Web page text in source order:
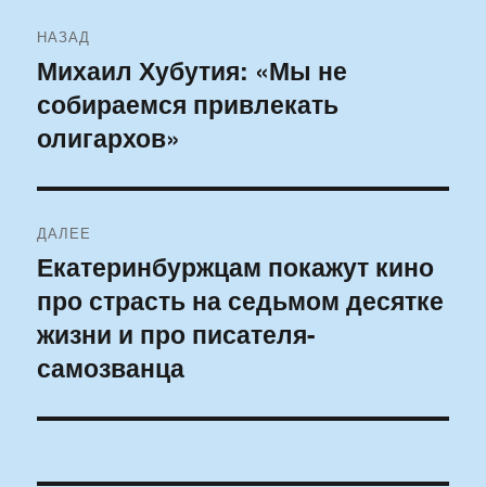
по
записям
НАЗАД
Предыдущая
запись:
Михаил Хубутия: «Мы не
собираемся привлекать
олигархов»
ДАЛЕЕ
Следующая
запись:
Екатеринбуржцам покажут кино
про страсть на седьмом десятке
жизни и про писателя-
самозванца